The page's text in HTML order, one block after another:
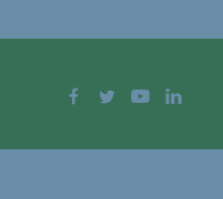
Facebook
Twitter YouTube